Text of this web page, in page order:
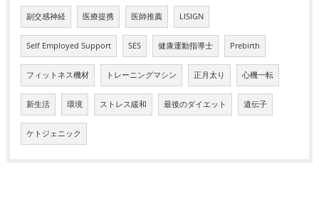
副交感神経 医療提携 医師推薦 LISIGN
Self Employed Support SES 健康運動指導士 Prebirth
フィットネス機材 トレーニングマシン 正月太り 心機一転
新生活 環境 ストレス緩和 最後のダイエット 遺伝子
ケトジェニック